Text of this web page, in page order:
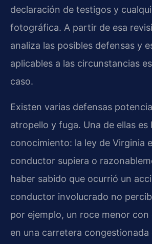
declaración de testigos y
fotográfica. A partir de esa
analiza las posibles defensas y
aplicables a las circunstancias
caso.
Existen varias defensas
atropello y fuga. Una de ellas es
conocimiento: la ley de Virginia
conductor supiera o
haber sabido que ocurrió un
conductor involucrado no
por ejemplo, un roce menor
en una carretera